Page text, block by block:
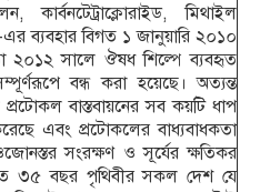
কার্বনটেট্রাক্লোরাইড, মিথাইল
ব্যবহার বিগত ১ জানুয়ারি ২০১০
২০১২ সালে ঔষধ শিল্পে ব্যবহৃত
বন্ধ করা হয়েছে। অত্যন্ত
প্রটোকল বাস্তবায়নের সব কয়টি ধাপ
এবং প্রটোকলের বাধ্যবাধকতা
সংরক্ষণ ও সূর্যের ক্ষতিকর
৩৫ বছর পৃথিবীর সকল দেশ যে